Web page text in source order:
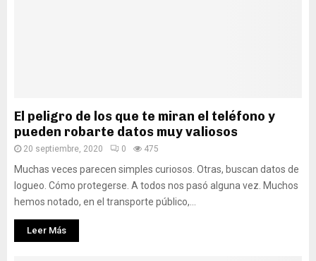
El peligro de los que te miran el teléfono y
pueden robarte datos muy valiosos
20 septiembre, 2020 0 475
Muchas veces parecen simples curiosos. Otras, buscan datos de
logueo. Cómo protegerse. A todos nos pasó alguna vez. Muchos
hemos notado, en el transporte público,...
Leer Más